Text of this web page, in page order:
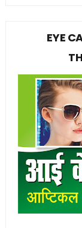
EYE